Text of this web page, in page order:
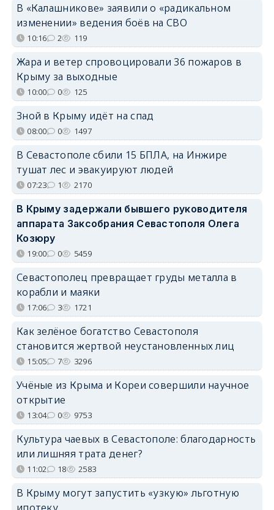
В «Калашникове» заявили о «радикальном
изменении» ведения боёв на СВО
10:16 2 119
Жара и ветер спровоцировали 36 пожаров в
Крыму за выходные
10:00 0 125
Зной в Крыму идёт на спад
08:00 0 1497
В Севастополе сбили 15 БПЛА, на Инжире
тушат лес и эвакуируют людей
07:23 1 2170
В Крыму задержали бывшего руководителя
аппарата Заксобрания Севастополя Олега
Козюру
19:00 0 5459
Севастополец превращает груды металла в
корабли и маяки
17:06 3 1721
Как зелёное богатство Севастополя
становится жертвой неустановленных лиц
15:05 7 3296
Учёные из Крыма и Кореи совершили научное
открытие
13:04 0 9753
Культура чаевых в Севастополе: благодарность
или лишняя трата денег?
11:02 18 2583
В Крыму могут запустить «узкую» льготную